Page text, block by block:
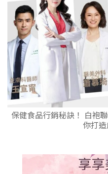
保健食品行銷秘訣！ 白袍
你打